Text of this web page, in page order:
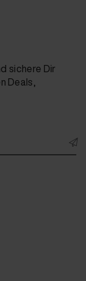
sichere Dir
Deals,